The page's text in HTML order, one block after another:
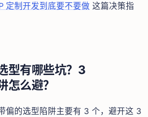
定制开发到底要不要做 这篇决策指
型有哪些坑？3
怎么避？
偏的选型陷阱主要有 3 个，避开这 3